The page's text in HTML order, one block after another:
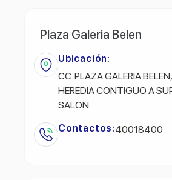
Plaza Galeria Belen
Ubicación:
CC. PLAZA GALERIA
HEREDIA CONTIGUO A
SALON
Contactos:40018400